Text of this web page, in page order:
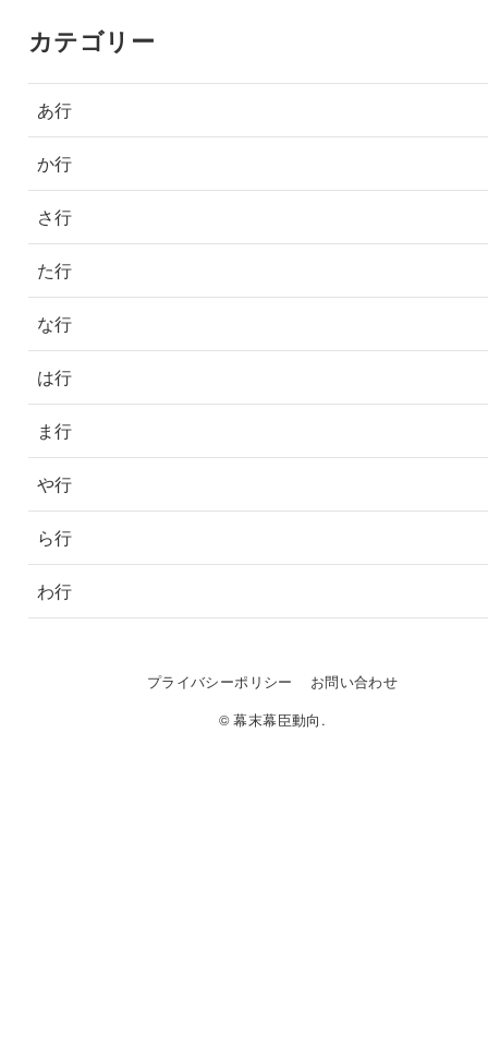
カテゴリー
あ行
か行
さ行
た行
な行
は行
ま行
や行
ら行
わ行
プライバシーポリシー
お問い合わせ
© 幕末幕臣動向.